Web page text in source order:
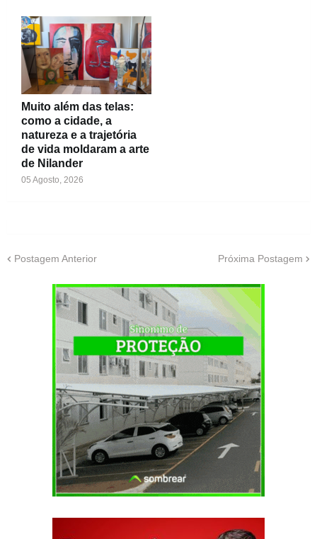
Muito além das telas:
como a cidade, a
natureza e a trajetória
de vida moldaram a arte
de Nilander
05 Agosto, 2026
Postagem Anterior Próxima Postagem